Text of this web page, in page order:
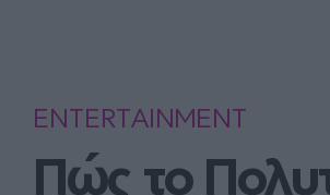
ENTERTAINMENT
Πώς το